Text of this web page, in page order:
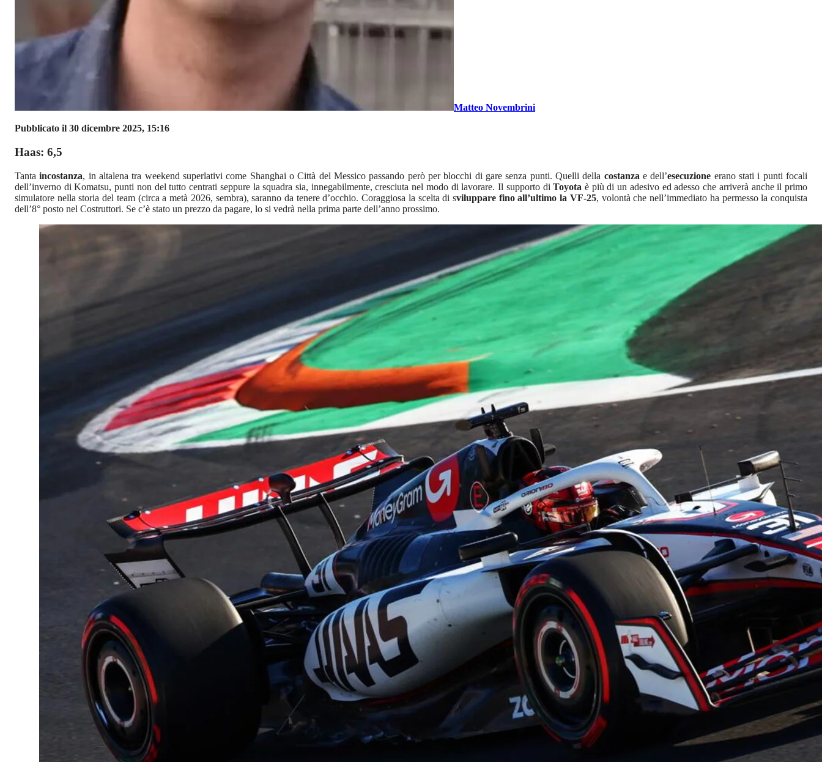
Matteo Novembrini
Pubblicato il 30 dicembre 2025, 15:16
Haas: 6,5
Tantaincostanza, in altalena tra weekend superlativi come Shanghai o Città del Messico passando però per blocchi di gare senza punti. Quelli della costanzae dell’esecuzione erano stati i punti focali
dell’inverno di Komatsu, punti non del tutto centrati seppure la squadra sia, innegabilmente, cresciuta nel modo di lavorare. Il supporto diToyotaè più di un adesivo ed adesso che arriverà anche il primo
simulatore nella storia del team (circa a metà 2026, sembra), saranno da tenere d’occhio. Coraggiosa la scelta di sviluppare fino all’ultimo la VF-25, volontà che nell’immediato ha permesso la conquista
dell’8° posto nel Costruttori. Se c’è stato un prezzo da pagare, lo si vedrà nella prima parte dell’anno prossimo.